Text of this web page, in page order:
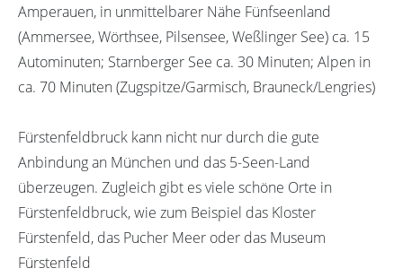
Amperauen, in unmittelbarer Nähe Fünfseenland
(Ammersee, Wörthsee, Pilsensee, Weßlinger See) ca. 15
Autominuten; Starnberger See ca. 30 Minuten; Alpen in
ca. 70 Minuten (Zugspitze/Garmisch, Brauneck/Lengries)
Fürstenfeldbruck kann nicht nur durch die gute
Anbindung an München und das 5-Seen-Land
überzeugen. Zugleich gibt es viele schöne Orte in
Fürstenfeldbruck, wie zum Beispiel das Kloster
Fürstenfeld, das Pucher Meer oder das Museum
Fürstenfeld